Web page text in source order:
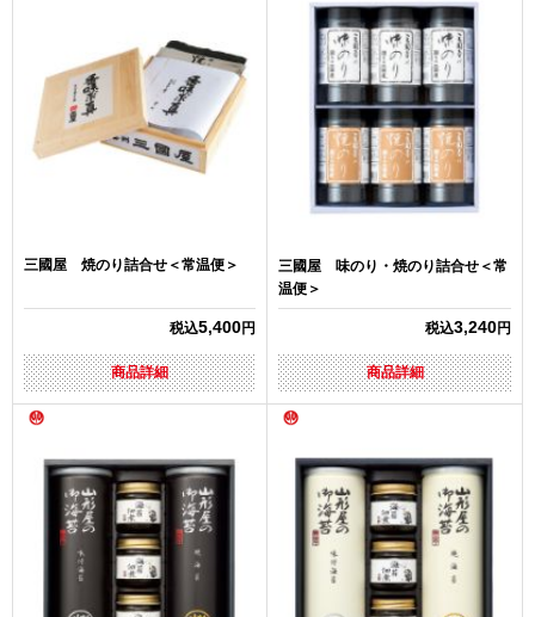
三國屋 焼のり詰合せ＜常温便＞
税込5,400円
商品詳細
三國屋 味のり・焼のり詰合せ＜常
温便＞
税込3,240円
商品詳細